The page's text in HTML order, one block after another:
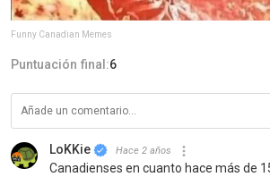
Funny Canadian Memes
Puntuación final:6
LoKKie Hace 2 años
Canadienses en cuanto hace más de